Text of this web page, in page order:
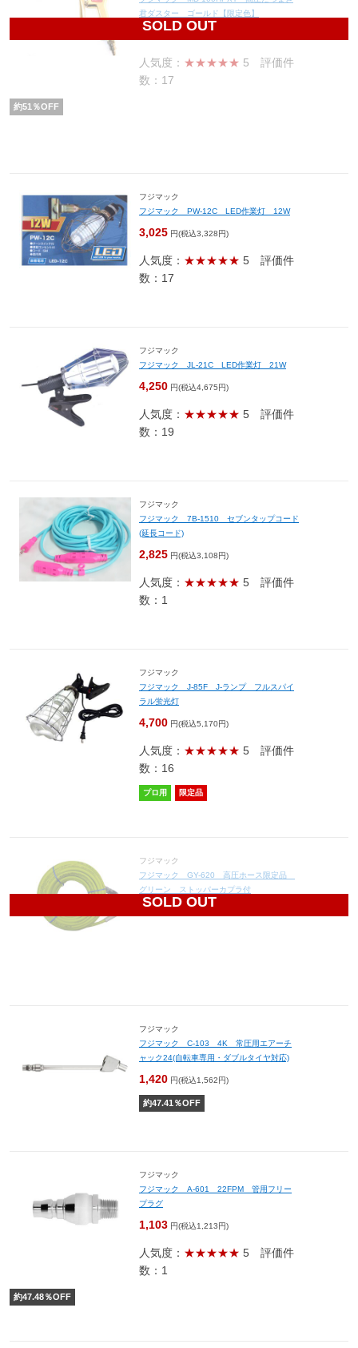
SOLD OUT
君ダスター ゴールド【限定色】
3,332
人気度： ★★★★★ 5 評価件
数：17
約51 ％OFF
フジマック
フジマック PW-12C LED作業灯 12W
3,025 円(税込3,328円)
人気度： ★★★★★ 5 評価件
数：17
フジマック
フジマック JL-21C LED作業灯 21W
4,250 円(税込4,675円)
人気度： ★★★★★ 5 評価件
数：19
フジマック
フジマック 7B-1510 セブンタップコード
(延長コード)
2,825 円(税込3,108円)
人気度： ★★★★★ 5 評価件
数：1
フジマック
フジマック J-85F J-ランプ フルスパイ
ラル蛍光灯
4,700 円(税込5,170円)
人気度： ★★★★★ 5 評価件
数：16
プロ用 限定品
SOLD OUT
フジマック
フジマック GY-620 高圧ホース限定品
グリーン ストッパーカプラ付
6,980
フジマック
フジマック C-103 4K 常圧用エアーチ
ャック24(自転車専用・ダブルタイヤ対応)
1,420 円(税込1,562円)
約47.41 ％OFF
フジマック
フジマック A-601 22FPM 管用フリー
プラグ
1,103 円(税込1,213円)
人気度： ★★★★★ 5 評価件
数：1
約47.48％OFF